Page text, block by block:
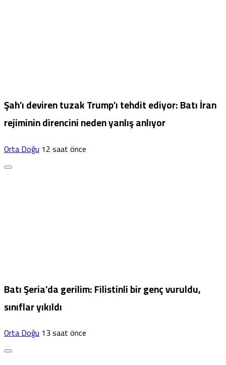
Şah’ı deviren tuzak Trump’ı tehdit ediyor: Batı İran
rejiminin direncini neden yanlış anlıyor
Orta Doğu12 saat önce
Batı Şeria’da gerilim: Filistinli bir genç vuruldu,
sınıflar yıkıldı
Orta Doğu13 saat önce